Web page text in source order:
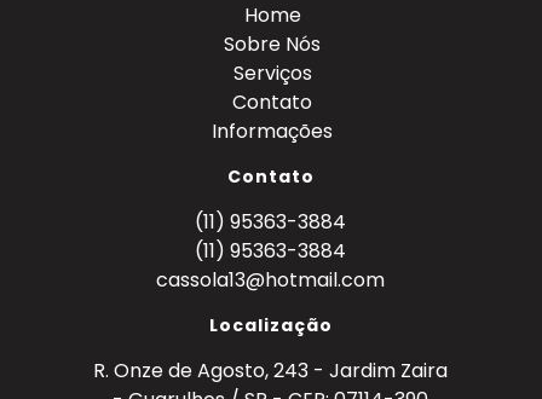
Home
Sobre Nós
Serviços
Contato
Informações
Contato
(11) 95363-3884
(11) 95363-3884
cassola13@hotmail.com
Localização
R. Onze de Agosto, 243 - Jardim Zaira